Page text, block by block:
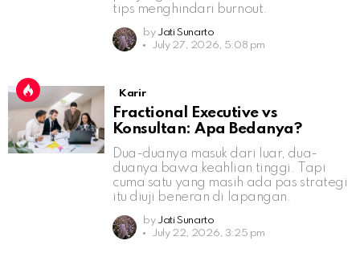
tips menghindari burnout.
by Jati Sunarto
July 27, 2026, 5:08 pm
Karir
Fractional Executive vs
Konsultan: Apa Bedanya?
Dua-duanya masuk dari luar, dua-
duanya bawa keahlian tinggi. Tapi
cuma satu yang masih ada pas strategi
itu diuji beneran di lapangan.
by Jati Sunarto
July 22, 2026, 3:25 pm